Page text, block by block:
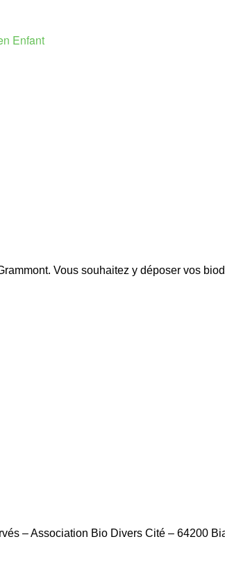
Enfant
Vous souhaitez y déposer vos
– Association Bio Divers Cité – 64200